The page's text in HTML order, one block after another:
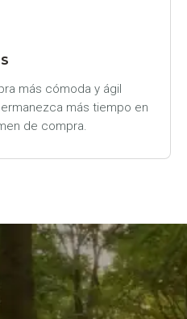
más cómoda y ágil
más tiempo en
de compra.